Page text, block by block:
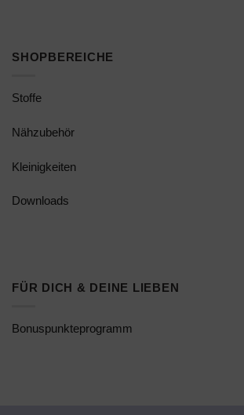
SHOPBEREICHE
Stoffe
Nähzubehör
Kleinigkeiten
Downloads
FÜR DICH & DEINE LIEBEN
Bonuspunkteprogramm